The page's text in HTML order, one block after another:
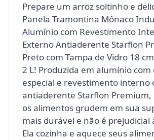
Prepare um arroz soltinho e
Panela Tramontina Mônaco
Alumínio com Revestimento
Externo Antiaderente Starflon
Preto com Tampa de Vidro 18
2 L! Produzida em alumínio com
especial e revestimento interno
antiaderente Starflon Premium,
os alimentos grudem em sua
mais durável e não é prejudicial
Ela cozinha e aquece seus